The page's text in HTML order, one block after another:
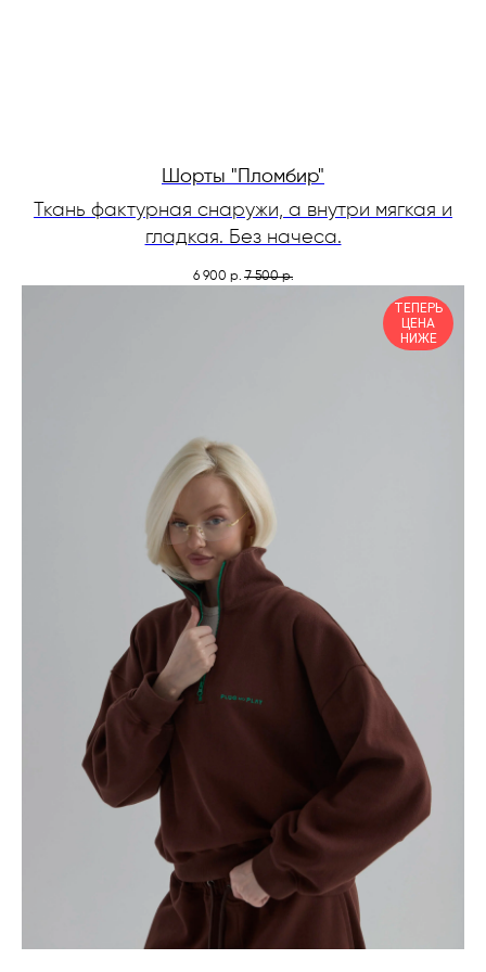
Шорты "Пломбир"
Ткань фактурная снаружи, а внутри мягкая и
гладкая. Без начеса.
6 900 р. 7 500 р.
ТЕПЕРЬ
ЦЕНА
НИЖЕ